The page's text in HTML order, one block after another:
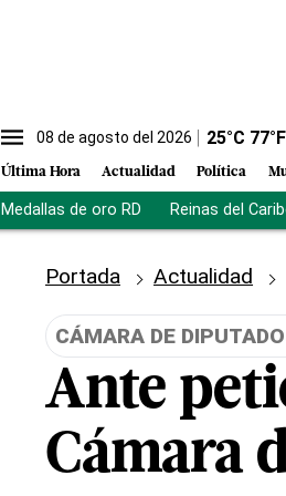
08 de agosto del 2026 25°C 77°F
Última Hora Actualidad Política
Medallas de oro RD Reinas del
Portada Actualidad
CÁMARA DE
Ante
Cámara